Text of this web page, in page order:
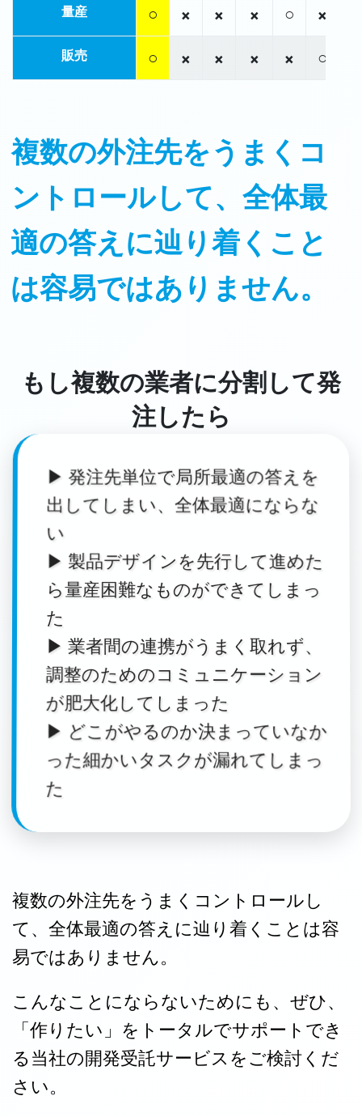
量産 ○ × × × ○ ×
販売 ○ × × × × ○
複数の外注先をうまくコ
ントロールして、全体最
適の答えに辿り着くこと
は容易ではありません。
もし複数の業者に分割して発
注したら
▶ 発注先単位で局所最適の答えを
出してしまい、全体最適にならな
い
▶ 製品デザインを先行して進めた
ら量産困難なものができてしまっ
た
▶ 業者間の連携がうまく取れず、
調整のためのコミュニケーション
が肥大化してしまった
▶ どこがやるのか決まっていなか
った細かいタスクが漏れてしまっ
た
複数の外注先をうまくコントロールし
て、全体最適の答えに辿り着くことは容
易ではありません。
こんなことにならないためにも、ぜひ、
「作りたい」をトータルでサポートでき
る当社の開発受託サービスをご検討くだ
さい。